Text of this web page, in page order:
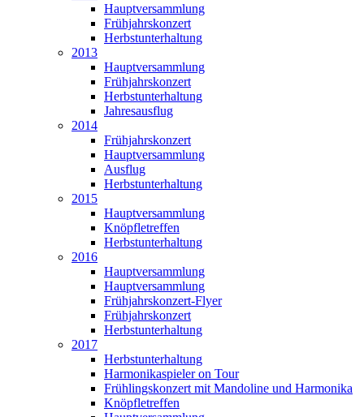
Hauptversammlung
Frühjahrskonzert
Herbstunterhaltung
2013
Hauptversammlung
Frühjahrskonzert
Herbstunterhaltung
Jahresausflug
2014
Frühjahrskonzert
Hauptversammlung
Ausflug
Herbstunterhaltung
2015
Hauptversammlung
Knöpfletreffen
Herbstunterhaltung
2016
Hauptversammlung
Hauptversammlung
Frühjahrskonzert-Flyer
Frühjahrskonzert
Herbstunterhaltung
2017
Herbstunterhaltung
Harmonikaspieler on Tour
Frühlingskonzert mit Mandoline und Harmonika
Knöpfletreffen